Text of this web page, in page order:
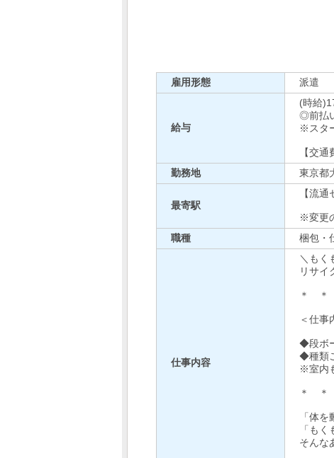
雇用形態 派遣
給与
(時給
◎前払
※スタ
【交
勤務地
東京都
最寄駅
【流
※変更
職種
梱包・
仕事内容
＼もく
リサイ
＊ ＊
＜仕事
◆段ボ
◆種類
※室内
＊ ＊
「体
「も
そんな